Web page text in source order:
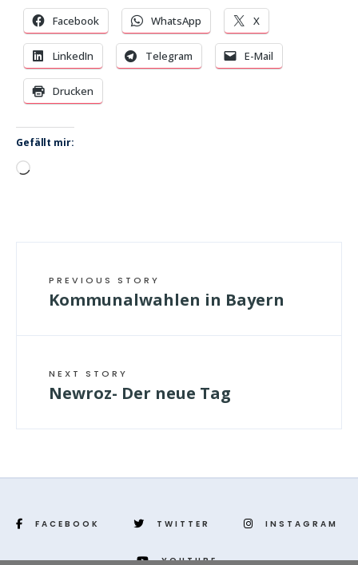
Facebook WhatsApp X
LinkedIn Telegram E-Mail
Drucken
Gefällt mir:
Wird
PREVIOUS STORY
Kommunalwahlen in Bayern
NEXT STORY
Newroz- Der neue Tag
FACEBOOK TWITTER INSTAGRAM
YOUTUBE